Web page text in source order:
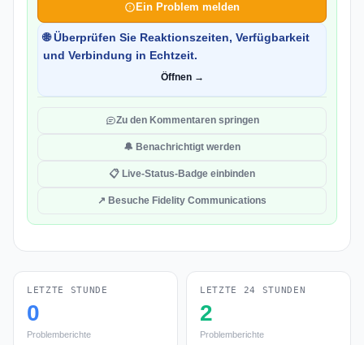
Ein Problem melden
🌐 Überprüfen Sie Reaktionszeiten, Verfügbarkeit
und Verbindung in Echtzeit.
Öffnen →
Zu den Kommentaren springen
🔔 Benachrichtigt werden
📋 Live-Status-Badge einbinden
↗ Besuche Fidelity Communications
LETZTE STUNDE
0
Problemberichte
LETZTE 24 STUNDEN
2
Problemberichte